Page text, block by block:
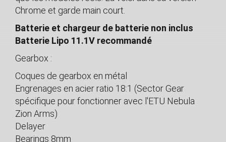
Chrome et garde main court.
Batterie et chargeur de batterie non inclus
Batterie Lipo 11.1V recommandé
Gearbox :
Coques de gearbox en métal
Engrenages en acier ratio 18:1 (Sector Gear
spécifique pour fonctionner avec l'ETU Nebula
Zion Arms)
Delayer
Bearings 8mm